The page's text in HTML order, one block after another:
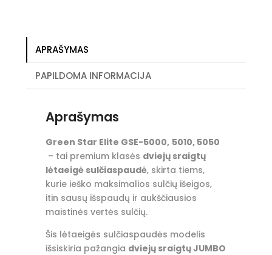
sausoms
išspaudoms
ir
aukščiausiai
sulčių
APRAŠYMAS
PAPILDOMA INFORMACIJA
Aprašymas
Green Star Elite GSE-5000, 5010, 5050
– tai premium klasės dviejų sraigtų
lėtaeigė sulčiaspaudė, skirta tiems,
kurie ieško maksimalios sulčių išeigos,
itin sausų išspaudų ir aukščiausios
maistinės vertės sulčių.
Šis lėtaeigės sulčiaspaudės modelis
išsiskiria pažangia dviejų sraigtų JUMBO